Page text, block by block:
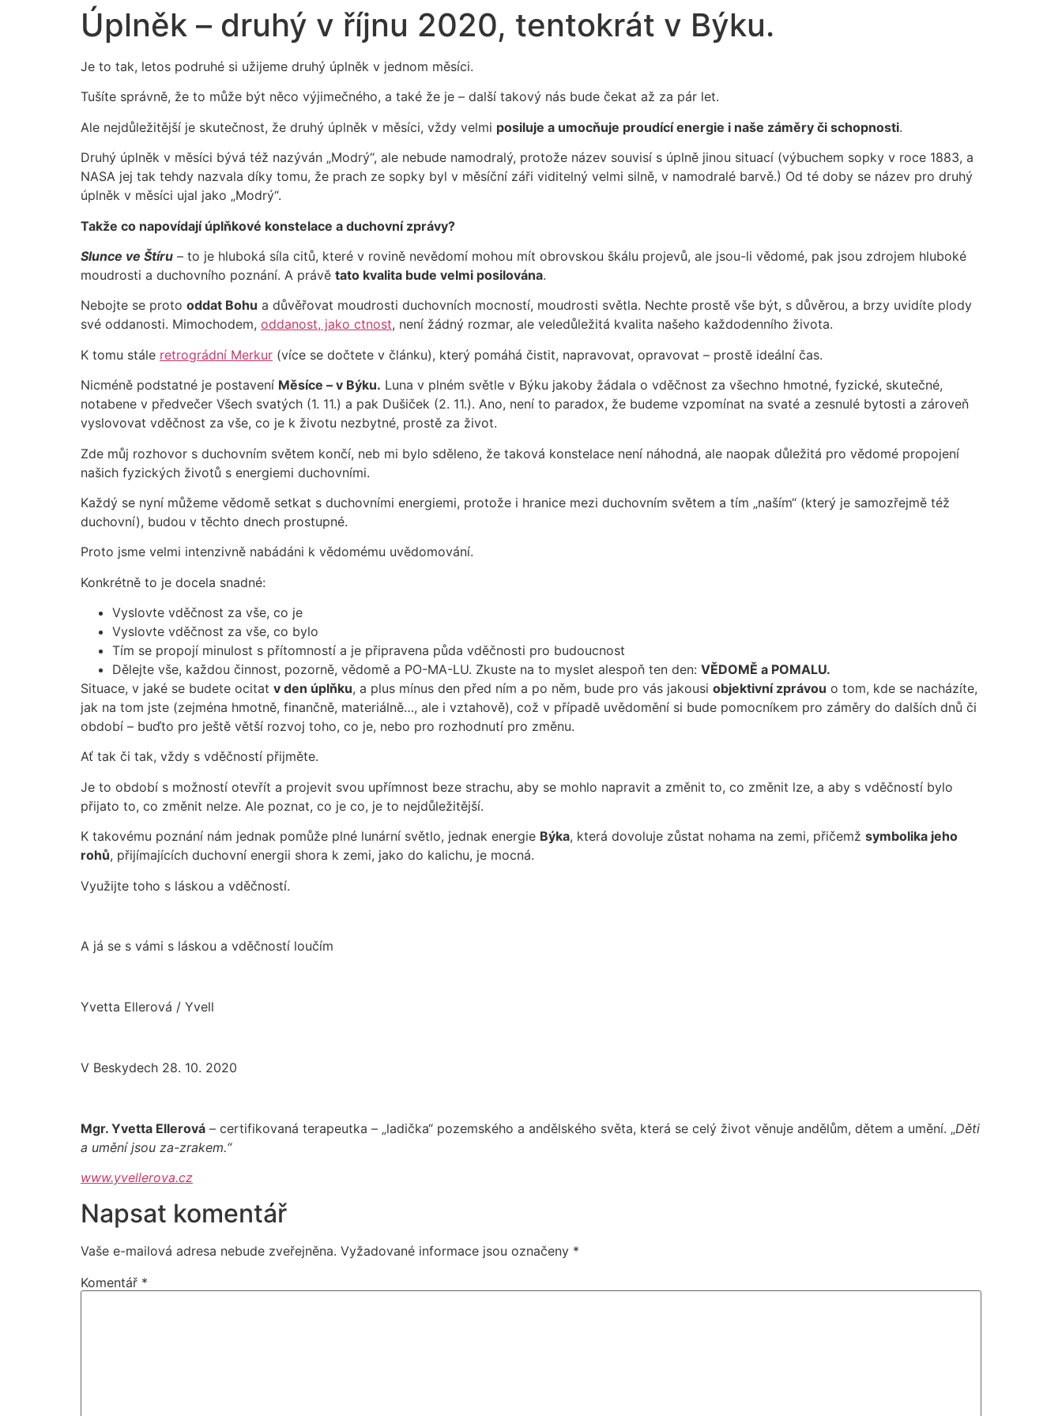
Úplněk – druhý v říjnu 2020, tentokrát v Býku.
Je to tak, letos podruhé si užijeme druhý úplněk v jednom měsíci.
Tušíte správně, že to může být něco výjimečného, a také že je – další takový nás bude čekat až za pár let.
Ale nejdůležitější je skutečnost, že druhý úplněk v měsíci, vždy velmi posiluje a umocňuje proudící energie i naše záměry či schopnosti.
Druhý úplněk v měsíci bývá též nazýván „Modrý“, ale nebude namodralý, protože název souvisí s úplně jinou situací (výbuchem sopky v roce 1883, a
NASA jej tak tehdy nazvala díky tomu, že prach ze sopky byl v měsíční záři viditelný velmi silně, v namodralé barvě.) Od té doby se název pro druhý
úplněk v měsíci ujal jako „Modrý“.
Takže co napovídají úplňkové konstelace a duchovní zprávy?
Slunce ve Štíru – to je hluboká síla citů, které v rovině nevědomí mohou mít obrovskou škálu projevů, ale jsou-li vědomé, pak jsou zdrojem hluboké
moudrosti a duchovního poznání. A právě tato kvalita bude velmi posilována.
Nebojte se proto oddat Bohu a důvěřovat moudrosti duchovních mocností, moudrosti světla. Nechte prostě vše být, s důvěrou, a brzy uvidíte plody
své oddanosti. Mimochodem, oddanost, jako ctnost, není žádný rozmar, ale veledůležitá kvalita našeho každodenního života.
K tomu stále retrográdní Merkur (více se dočtete v článku), který pomáhá čistit, napravovat, opravovat – prostě ideální čas.
Nicméně podstatné je postavení Měsíce – v Býku. Luna v plném světle v Býku jakoby žádala o vděčnost za všechno hmotné, fyzické, skutečné,
notabene v předvečer Všech svatých (1. 11.) a pak Dušiček (2. 11.). Ano, není to paradox, že budeme vzpomínat na svaté a zesnulé bytosti a zároveň
vyslovovat vděčnost za vše, co je k životu nezbytné, prostě za život.
Zde můj rozhovor s duchovním světem končí, neb mi bylo sděleno, že taková konstelace není náhodná, ale naopak důležitá pro vědomé propojení
našich fyzických životů s energiemi duchovními.
Každý se nyní můžeme vědomě setkat s duchovními energiemi, protože i hranice mezi duchovním světem a tím „naším“ (který je samozřejmě též
duchovní), budou v těchto dnech prostupné.
Proto jsme velmi intenzivně nabádáni k vědomému uvědomování.
Konkrétně to je docela snadné:
Vyslovte vděčnost za vše, co je
Vyslovte vděčnost za vše, co bylo
Tím se propojí minulost s přítomností a je připravena půda vděčnosti pro budoucnost
Dělejte vše, každou činnost, pozorně, vědomě a PO-MA-LU. Zkuste na to myslet alespoň ten den: VĚDOMĚ a POMALU.
Situace, v jaké se budete ocitat v den úplňku, a plus mínus den před ním a po něm, bude pro vás jakousi objektivní zprávou o tom, kde se nacházíte,
jak na tom jste (zejména hmotně, finančně, materiálně…, ale i vztahově), což v případě uvědomění si bude pomocníkem pro záměry do dalších dnů či
období – buďto pro ještě větší rozvoj toho, co je, nebo pro rozhodnutí pro změnu.
Ať tak či tak, vždy s vděčností přijměte.
Je to období s možností otevřít a projevit svou upřímnost beze strachu, aby se mohlo napravit a změnit to, co změnit lze, a aby s vděčností bylo
přijato to, co změnit nelze. Ale poznat, co je co, je to nejdůležitější.
K takovému poznání nám jednak pomůže plné lunární světlo, jednak energie Býka, která dovoluje zůstat nohama na zemi, přičemž symbolika jeho
rohů, přijímajících duchovní energii shora k zemi, jako do kalichu, je mocná.
Využijte toho s láskou a vděčností.
A já se s vámi s láskou a vděčností loučím
Yvetta Ellerová / Yvell
V Beskydech 28. 10. 2020
Mgr. Yvetta Ellerová – certifikovaná terapeutka – „ladička“ pozemského a andělského světa, která se celý život věnuje andělům, dětem a umění. „Děti
a umění jsou za-zrakem.“
www.yvellerova.cz
Napsat komentář
Vaše e-mailová adresa nebude zveřejněna. Vyžadované informace jsou označeny *
Komentář *